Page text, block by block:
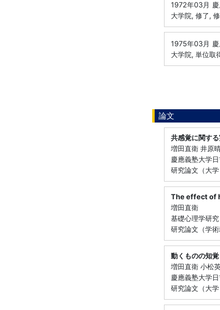
1972年03月
大学院, 修了,
1975年03月
大学院, 単位取
論文
共感覚に関す
増田直衛 井原
慶應義塾大学
研究論文（大
The effect of
増田直衛
基礎心理学研
研究論文（学
動くものの知
増田直衛 小松
慶應義塾大学
研究論文（大